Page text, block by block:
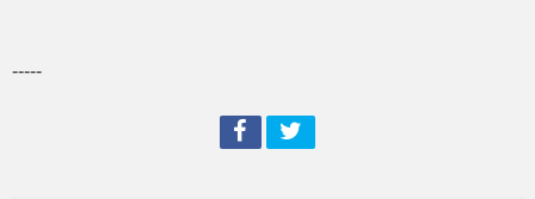
-----